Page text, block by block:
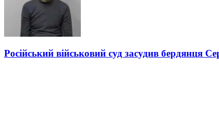
Російський військовий суд засудив бердянця